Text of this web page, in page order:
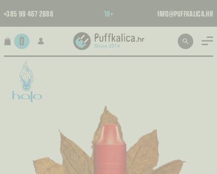
+385 99 467 2888 18+ INFO@PUFFKALICA.HR
0